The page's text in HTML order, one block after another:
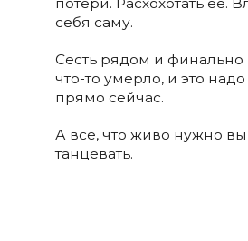
потери. Расхохотать ее.
себя саму.
Сесть рядом и финально
что-то умерло, и это надо
прямо сейчас.
А все, что живо нужно
танцевать.